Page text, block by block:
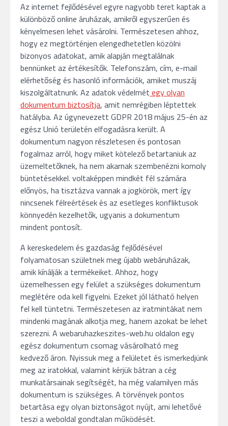
Az internet fejlődésével egyre nagyobb teret kaptak a
különböző online áruházak, amikről egyszerűen és
kényelmesen lehet vásárolni. Természetesen ahhoz,
hogy ez megtörténjen elengedhetetlen közölni
bizonyos adatokat, amik alapján megtalálnak
bennünket az értékesítők. Telefonszám, cím, e-mail
elérhetőség és hasonló információk, amiket muszáj
kiszolgáltatnunk. Az adatok védelmét egy olyan
dokumentum biztosítja, amit nemrégiben léptettek
hatályba. Az úgynevezett GDPR 2018 május 25-én az
egész Unió területén elfogadásra került. A
dokumentum nagyon részletesen és pontosan
fogalmaz arról, hogy miket kötelező betartaniuk az
üzemeltetőknek, ha nem akarnak szembenézni komoly
büntetésekkel. voltaképpen mindkét fél számára
előnyös, ha tisztázva vannak a jogkörök, mert így
nincsenek félreértések és az esetleges konfliktusok
könnyedén kezelhetők, ugyanis a dokumentum
mindent pontosít.
A kereskedelem és gazdaság fejlődésével
folyamatosan születnek meg újabb webáruházak,
amik kínálják a termékeiket. Ahhoz, hogy
üzemelhessen egy felület a szükséges dokumentum
meglétére oda kell figyelni. Ezeket jól látható helyen
fel kell tüntetni. Természetesen az iratmintákat nem
mindenki magának alkotja meg, hanem azokat be lehet
szerezni. A webaruhazkeszites-web.hu oldalon egy
egész dokumentum csomag vásárolható meg
kedvező áron. Nyissuk meg a felületet és ismerkedjünk
meg az iratokkal, valamint kérjük bátran a cég
munkatársainak segítségét, ha még valamilyen más
dokumentum is szükséges. A törvények pontos
betartása egy olyan biztonságot nyújt, ami lehetővé
teszi a weboldal gondtalan működését.